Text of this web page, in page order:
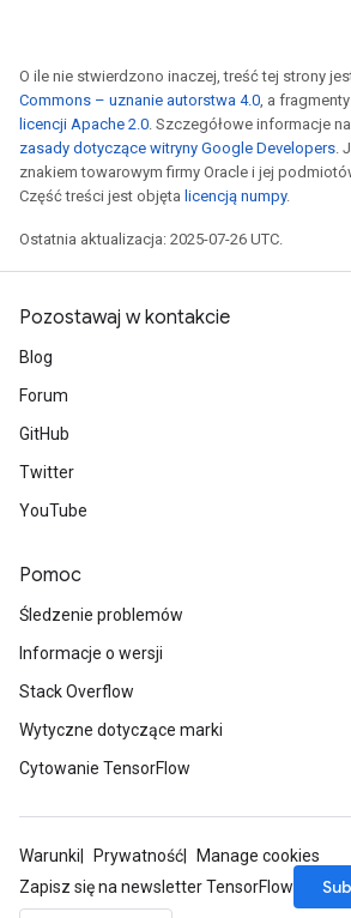
O ile nie stwierdzono inaczej, treść tej strony
Commons – uznanie autorstwa 4.0, a
licencji Apache 2.0. Szczegółowe informacje
zasady dotyczące witryny Google Developers.
znakiem towarowym firmy Oracle i jej
Część treści jest objęta licencją numpy.
Ostatnia aktualizacja: 2025-07-26 UTC.
Pozostawaj w kontakcie
Blog
Forum
GitHub
Twitter
YouTube
Pomoc
Śledzenie problemów
Informacje o wersji
Stack Overflow
Wytyczne dotyczące marki
Cytowanie TensorFlow
Warunki Prywatność
Manage cookies
Zapisz się na newsletter TensorFlow